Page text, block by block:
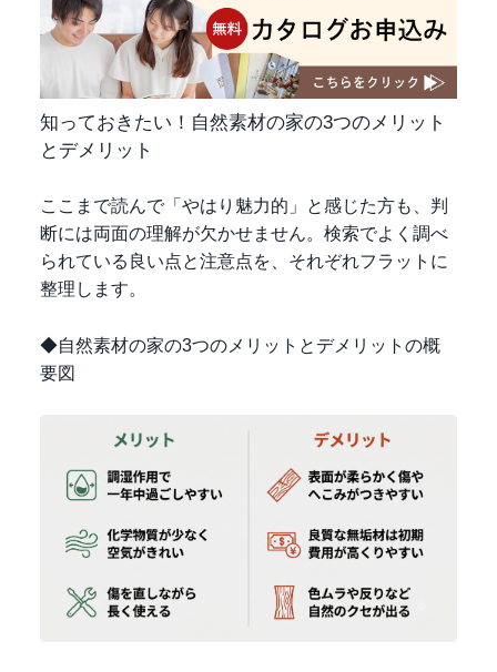
知っておきたい！自然素材の家の3つのメリット
とデメリット
ここまで読んで「やはり魅力的」と感じた方も、判
断には両面の理解が欠かせません。検索でよく調べ
られている良い点と注意点を、それぞれフラットに
整理します。
◆自然素材の家の3つのメリットとデメリットの概
要図